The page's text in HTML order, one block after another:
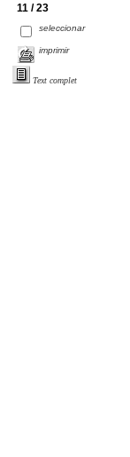
11 / 23
seleccionar
imprimir
Text complet